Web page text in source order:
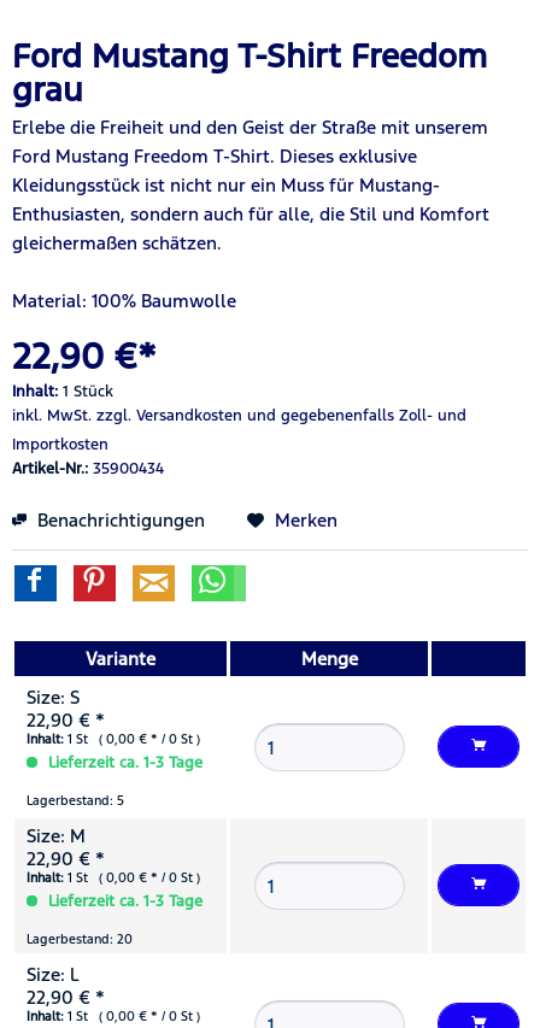
Ford Mustang T-Shirt Freedom
grau
Erlebe die Freiheit und den Geist der Straße mit unserem
Ford Mustang Freedom T-Shirt. Dieses exklusive
Kleidungsstück ist nicht nur ein Muss für Mustang-
Enthusiasten, sondern auch für alle, die Stil und Komfort
gleichermaßen schätzen.
Material: 100% Baumwolle
22,90 €*
Inhalt: 1 Stück
inkl. MwSt. zzgl. Versandkosten und gegebenenfalls Zoll- und
Importkosten
Artikel-Nr.: 35900434
Benachrichtigungen Merken
Variante
Menge
Size: S
22,90 € *
Inhalt: 1 St ( 0,00 € * / 0 St )
Lieferzeit ca. 1-3 Tage
Lagerbestand: 5
Size: M
22,90 € *
Inhalt: 1 St ( 0,00 € * / 0 St )
Lieferzeit ca. 1-3 Tage
Lagerbestand: 20
Size: L
22,90 € *
Inhalt: 1 St ( 0,00 € * / 0 St )